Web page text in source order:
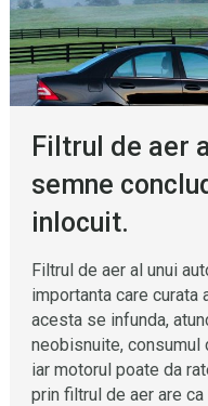
Filtrul de aer
semne
inlocuit.
Filtrul de aer al unui
importanta care curata
acesta se infunda,
neobisnuite,
iar motorul poate da
prin filtrul de aer are ca